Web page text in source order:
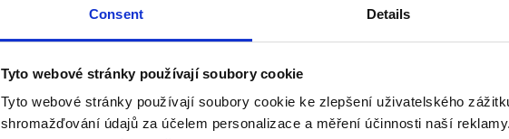
Consent Details
Tyto webové stránky používají soubory cookie
Tyto webové stránky používají soubory cookie ke zlepšení uživatelského
shromažďování údajů za účelem personalizace a měření účinnosti naší